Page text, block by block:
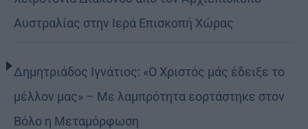
Αυστραλίας στην Ιερά Επισκοπή Χώρας
Δημητριάδος Ιγνάτιος: «Ο Χριστός μάς έδειξε το
μέλλον μας» – Με λαμπρότητα εορτάστηκε στον
Βόλο η Μεταμόρφωση